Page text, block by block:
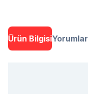
Ürün BilgisiYorumlar